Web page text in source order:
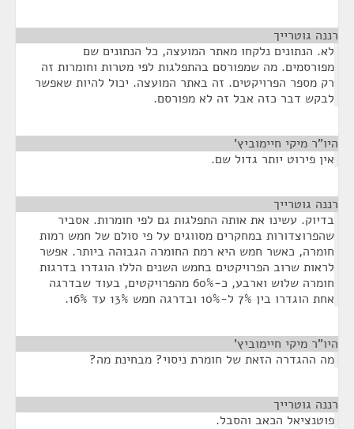
רננה גוטרייך
לא. הנתונים נלקחו מאתר המועצה, כל הנתונים שם
מפורסמים. מה שמפורסם בהתפלגות לפי מטרות וחומרות זה
רק מספר הפרויקטים. זה באתר המועצה. יכול להיות שאפשר
לבקש דבר כזה אבל זה לא מפורסם.
היו"ר מיקי חיימוביץ'
אין פירוט יותר גדול שם.
רננה גוטרייך
בדיוק. עשינו את אותה התפלגות גם לפי חומרות. אסביר
שהפרוצדורות במחקרים מסווגים על פי סולם של חמש רמות
חומרה, כאשר חמש היא רמת החומרה הגבוהה ביותר. אפשר
לראות שרוב הפרויקטים בחמש השנים הללו הוגדרו בדרגות
חומרה שלוש וארבע, כ-60% מהפרויקטים, בעוד שבדרגה
אחת הוגדרו בין 7% ל-10% ובדרגה חמש 13% עד 16%.
היו"ר מיקי חיימוביץ'
מה ההגדרה הזאת של חומרת ניסוי? מבחינת מה?
רננה גוטרייך
פוטנציאל הכאב והסבל.